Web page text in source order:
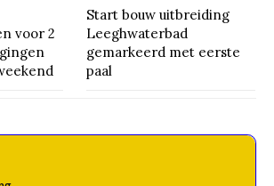
voor 2
Start bouw uitbreiding
Leeghwaterbad
gemarkeerd met eerste
paal